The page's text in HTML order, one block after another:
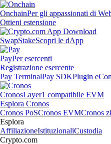
OnchainPer gli appassionati di
Ottieni estensione
SwapStakeScopri le dApp
PayPer esercenti
Registrazione esercente
Pay TerminalPay SDKPlugin
CronosLayer1 compatibile EVM
Esplora Cronos
Cronos PoSCronos EVMCronos
Esplora
AffiliazioneIstituzionaliCustodia
Crypto.com